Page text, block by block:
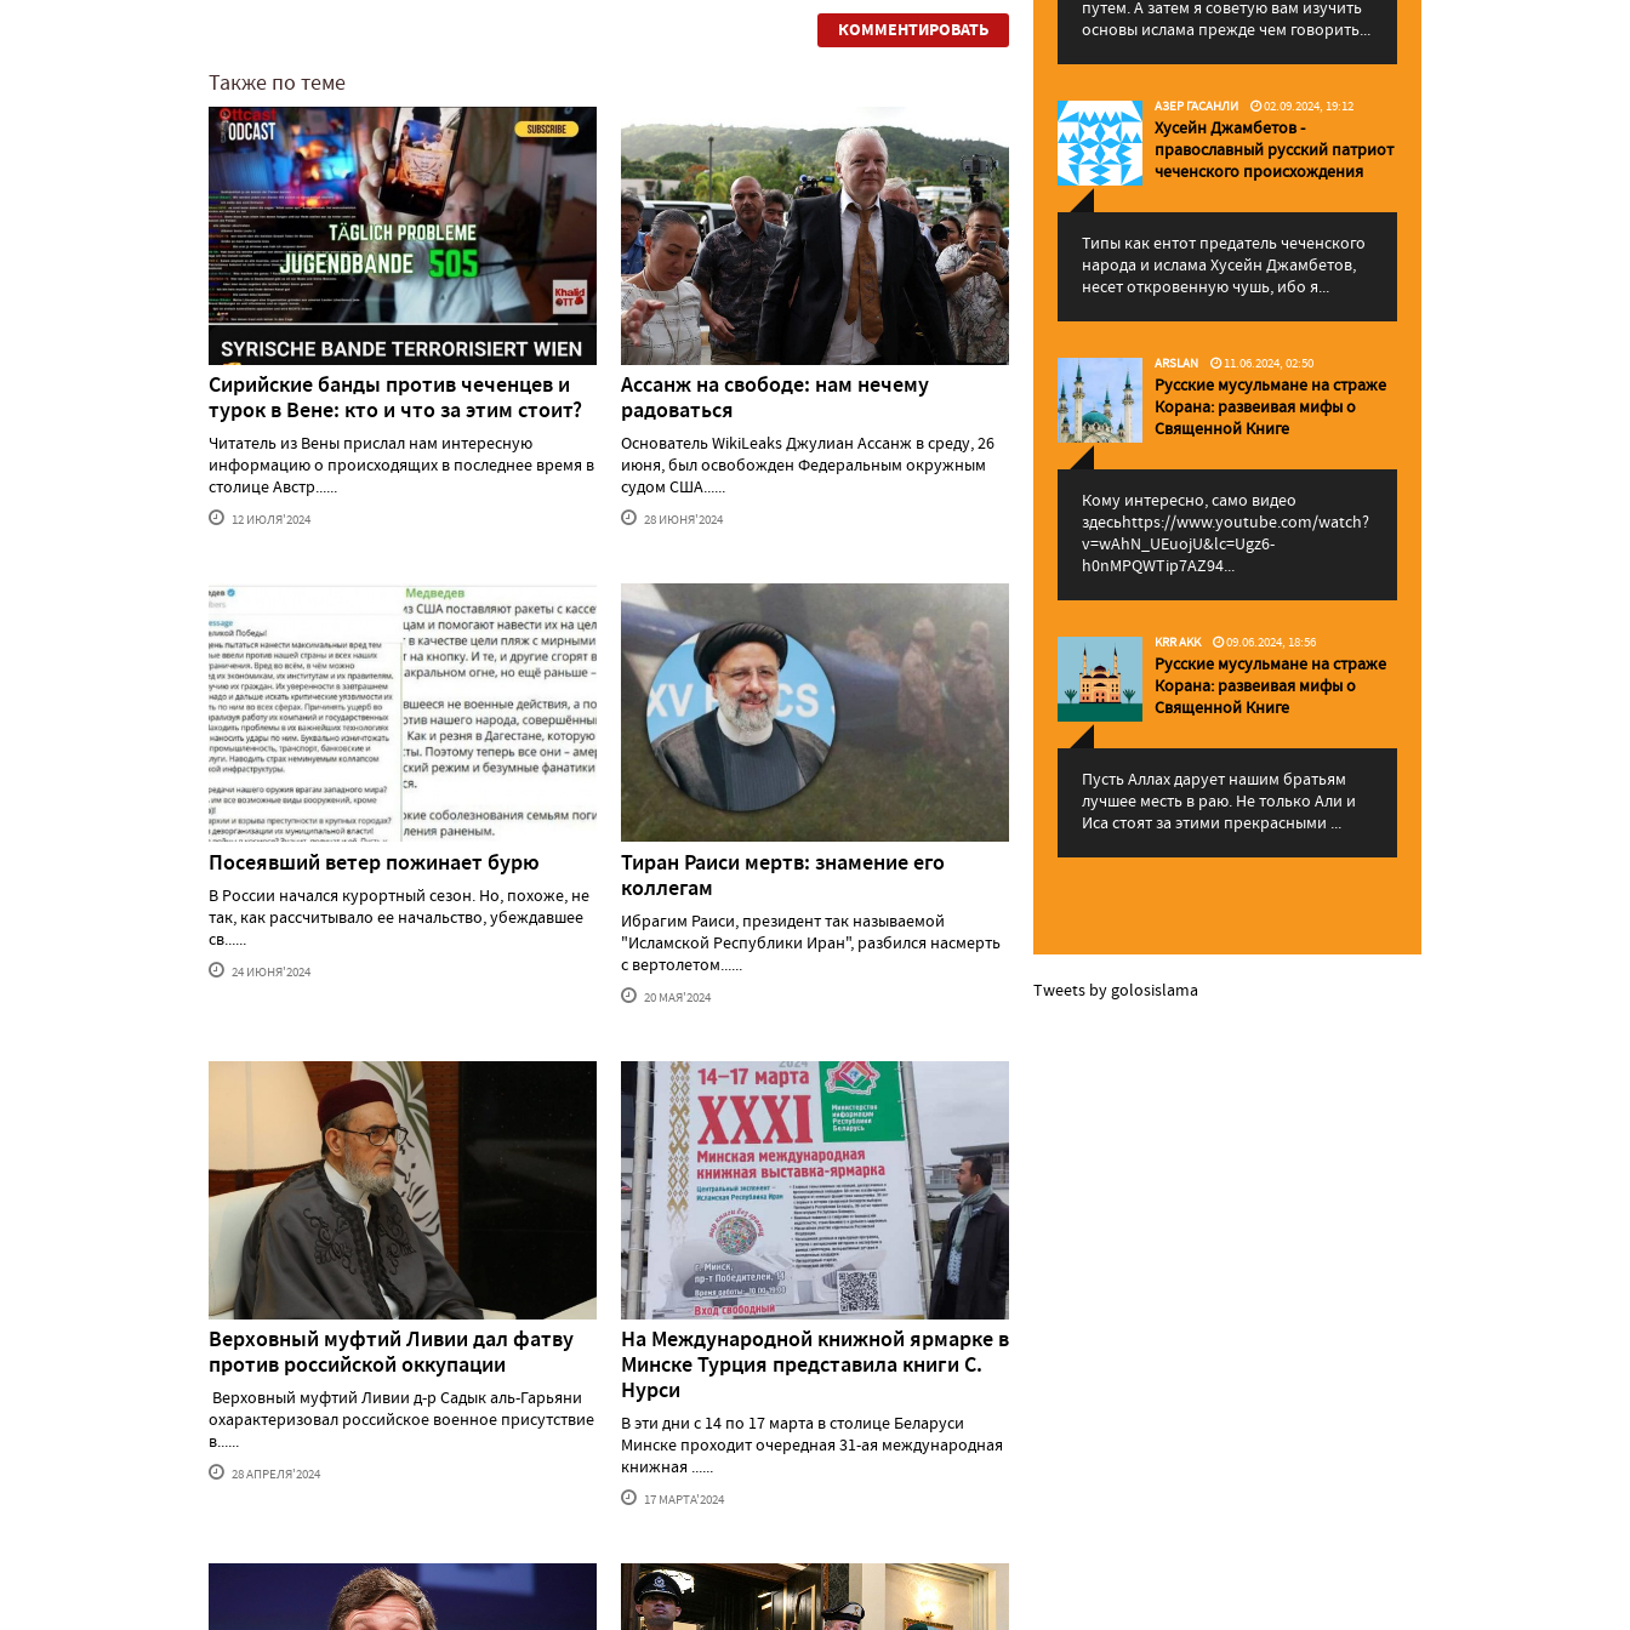
КОММЕНТИРОВАТЬ
Также по теме
Сирийские банды против чеченцев и
турок в Вене: кто и что за этим стоит?
Читатель из Вены прислал нам интересную
информацию о происходящих в последнее время в
столице Австр......
12 ИЮЛЯ'2024
Ассанж на свободе: нам нечему
радоваться
Основатель WikiLeaks Джулиан Ассанж в среду, 26
июня, был освобожден Федеральным окружным
судом США......
28 ИЮНЯ'2024
Посеявший ветер пожинает бурю
В России начался курортный сезон. Но, похоже, не
так, как рассчитывало ее начальство, убеждавшее
св......
24 ИЮНЯ'2024
Тиран Раиси мертв: знамение его
коллегам
Ибрагим Раиси, президент так называемой
"Исламской Республики Иран", разбился насмерть
с вертолетом......
20 МАЯ'2024
Верховный муфтий Ливии дал фатву
против российской оккупации
Верховный муфтий Ливии д-р Садык аль-Гарьяни
охарактеризовал российское военное присутствие
в......
28 АПРЕЛЯ'2024
На Международной книжной ярмарке в
Минске Турция представила книги С.
Нурси
В эти дни с 14 по 17 марта в столице Беларуси
Минске проходит очередная 31-ая международная
книжная ......
17 МАРТА'2024
путем. А затем я советую вам изучить
основы ислама прежде чем говорить...
АЗЕР ГАСАНЛИ 02.09.2024, 19:12
Хусейн Джамбетов -
православный русский патриот
чеченского происхождения
Типы как ентот предатель чеченского
народа и ислама Хусейн Джамбетов,
несет откровенную чушь, ибо я...
ARSLAN 11.06.2024, 02:50
Русские мусульмане на страже
Корана: pазвеивая мифы о
Священной Книге
Кому интересно, само видео
здесьhttps://www.youtube.com/watch?
v=wAhN_UEuojU&lc=Ugz6-
h0nMPQWTip7AZ94...
KRR AKK 09.06.2024, 18:56
Русские мусульмане на страже
Корана: pазвеивая мифы о
Священной Книге
Пусть Аллах дарует нашим братьям
лучшее месть в раю. Не только Али и
Иса стоят за этими прекрасными ...
Tweets by golosislama